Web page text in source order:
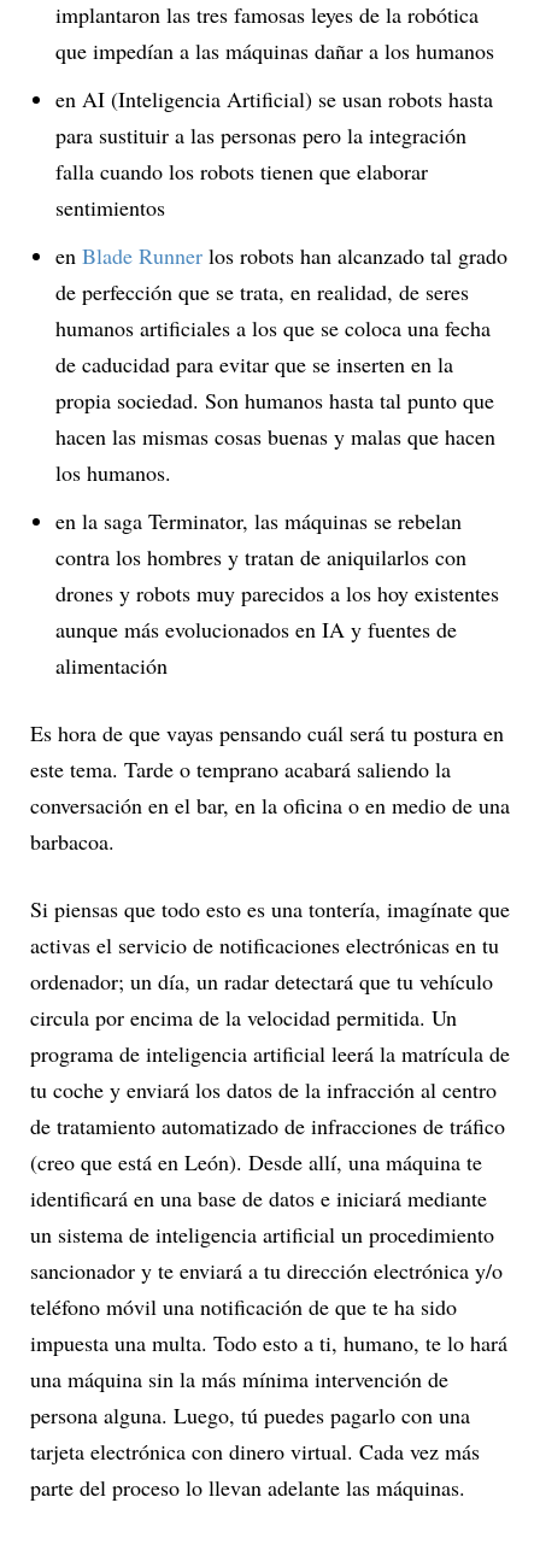
implantaron las tres famosas leyes de la robótica
que impedían a las máquinas dañar a los humanos
en AI (Inteligencia Artificial) se usan robots hasta
para sustituir a las personas pero la integración
falla cuando los robots tienen que elaborar
sentimientos
en Blade Runner los robots han alcanzado tal grado
de perfección que se trata, en realidad, de seres
humanos artificiales a los que se coloca una fecha
de caducidad para evitar que se inserten en la
propia sociedad. Son humanos hasta tal punto que
hacen las mismas cosas buenas y malas que hacen
los humanos.
en la saga Terminator, las máquinas se rebelan
contra los hombres y tratan de aniquilarlos con
drones y robots muy parecidos a los hoy existentes
aunque más evolucionados en IA y fuentes de
alimentación
Es hora de que vayas pensando cuál será tu postura en
este tema. Tarde o temprano acabará saliendo la
conversación en el bar, en la oficina o en medio de una
barbacoa.
Si piensas que todo esto es una tontería, imagínate que
activas el servicio de notificaciones electrónicas en tu
ordenador; un día, un radar detectará que tu vehículo
circula por encima de la velocidad permitida. Un
programa de inteligencia artificial leerá la matrícula de
tu coche y enviará los datos de la infracción al centro
de tratamiento automatizado de infracciones de tráfico
(creo que está en León). Desde allí, una máquina te
identificará en una base de datos e iniciará mediante
un sistema de inteligencia artificial un procedimiento
sancionador y te enviará a tu dirección electrónica y/o
teléfono móvil una notificación de que te ha sido
impuesta una multa. Todo esto a ti, humano, te lo hará
una máquina sin la más mínima intervención de
persona alguna. Luego, tú puedes pagarlo con una
tarjeta electrónica con dinero virtual. Cada vez más
parte del proceso lo llevan adelante las máquinas.